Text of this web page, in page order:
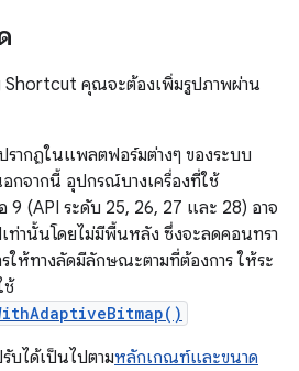
Shortcut คุณจะต้องเพิ่มรูปภาพผ่าน
ากฏในแพลตฟอร์มต่างๆ ของระบบ
อกจากนี้ อุปกรณ์บางเครื่องที่ใช้
9 (API ระดับ 25, 26, 27 และ 28) อาจ
านั้นโดยไม่มีพื้นหลัง ซึ่งจะลดคอนทรา
ให้ทางลัดมีลักษณะตามที่ต้องการ ให้ระ
ช้
บได้เป็นไปตามหลักเกณฑ์และขนาด